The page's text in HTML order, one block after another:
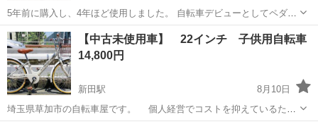
5年前に購入し、4年ほど使用しました。 自転車デビューとしてペダル
なしからスタートし、すぐ乗れるようになりました☺︎ サイズアウトし
ましたので出品します。 自宅内で保管していましたので比較的綺麗な
方かと思います。 ※説明書...
埼玉 さいたま市 指扇駅 その他
【中古未使用車】 22インチ 子供用自転車
14,800円
新田駅
8月10日
埼玉県草加市の自転車屋です。 個人経営でコストを抑えているた
め、 修理は量販店より大幅に安く 一般車も同じ価格帯ならより良